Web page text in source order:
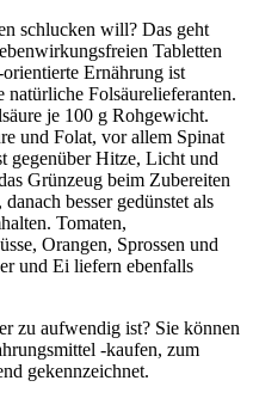
schlucken will? Das geht
Tabletten
Ernährung ist
Folsäurelieferanten.
je 100 g Rohgewicht.
und Folat, vor allem Spinat
gegenüber Hitze, Licht und
Grünzeug beim Zubereiten
besser gedünstet als
Tomaten,
Orangen, Sprossen und
und Ei liefern ebenfalls
zu aufwendig ist? Sie können
-kaufen, zum
gekennzeichnet.